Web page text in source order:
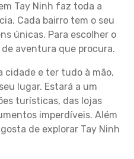
Tay Ninh faz toda a
Cada bairro tem o seu
únicas. Para escolher o
aventura que procura.
cidade e ter tudo à mão,
lugar. Estará a um
turísticas, das lojas
imperdíveis. Além
de explorar Tay Ninh